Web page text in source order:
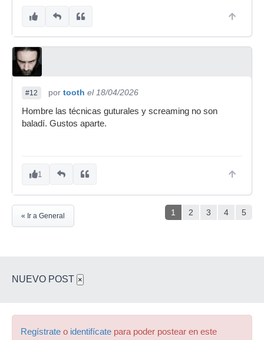
#12 por tooth el 18/04/2026
Hombre las técnicas guturales y screaming no son
baladí. Gustos aparte.
1
1 2 3 4 5
« Ir a General
NUEVO POST ×
Regístrate o identifícate para poder postear en este